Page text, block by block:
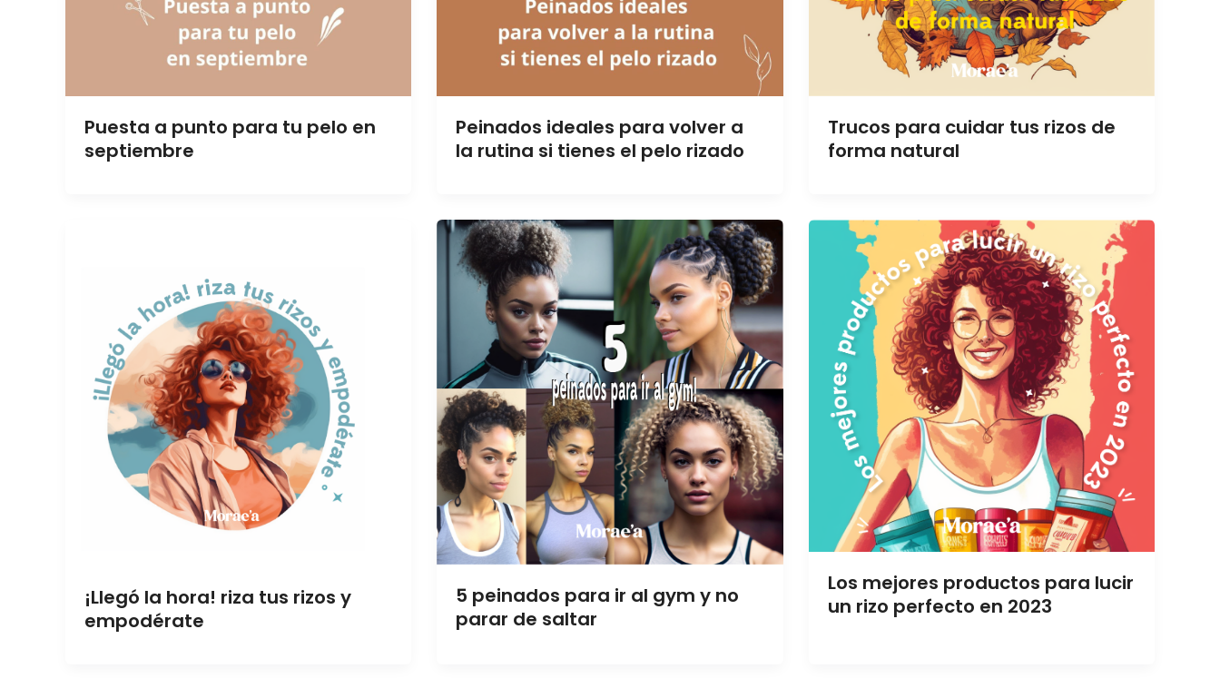
Puesta a punto para tu pelo en
septiembre
Peinados ideales para volver a
la rutina si tienes el pelo rizado
Trucos para cuidar tus rizos de
forma natural
¡Llegó la hora! riza tus rizos y
empodérate
5 peinados para ir al gym y no
parar de saltar
Los mejores productos para lucir
un rizo perfecto en 2023